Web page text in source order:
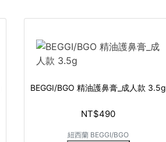
BEGGI/BGO 精油護鼻膏_成人款 3.5g
NT$490
紐西蘭 BEGGI/BGO